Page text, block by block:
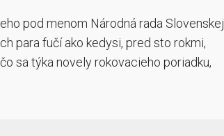
pod menom Národná rada Slovenskej
para fučí ako kedysi, pred sto rokmi,
sa týka novely rokovacieho poriadku,